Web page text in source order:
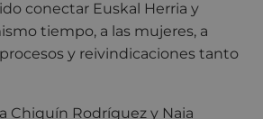
conectar Euskal Herria y
tiempo, a las mujeres, a
y reivindicaciones tanto
Chiquín Rodríguez y Naia